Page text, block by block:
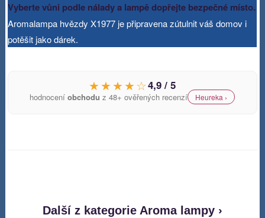
Vyberte vůni podle nálady a lampě dopřejte bezpečné místo.
Aromalampa hvězdy X1977 je připravena zútulnit váš domov i
potěšit jako dárek.
★★★★☆4,9 / 5
hodnoceníobchodu z 48+ ověřených recenzí Heureka ›
Další z kategorie Aroma lampy ›